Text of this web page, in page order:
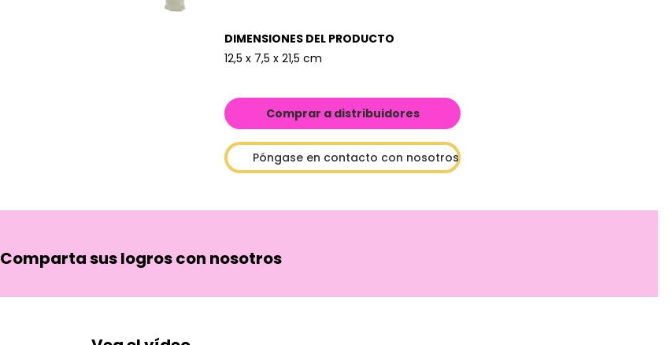
DIMENSIONES DEL PRODUCTO
12,5 x 7,5 x 21,5 cm
Comprar a distribuidores
Póngase en contacto con nosotros
Comparta sus logros con nosotros